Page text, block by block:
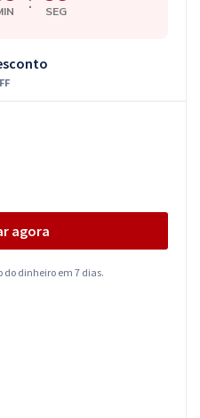
SEG
agora
dinheiro em 7 dias.